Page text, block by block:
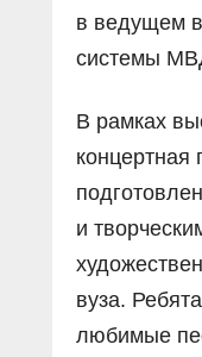
в ведущем
системы
В рамках
концертная
и
вуза.
любимые